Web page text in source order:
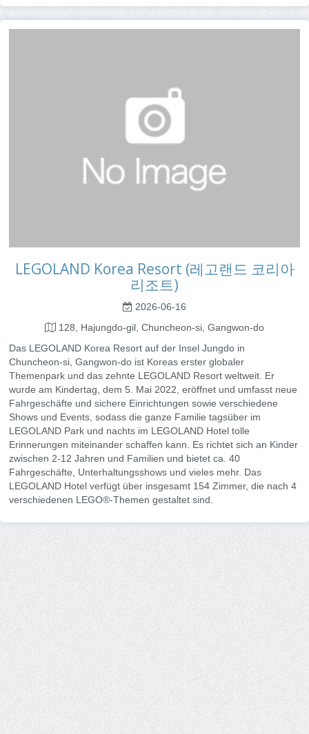
LEGOLAND Korea Resort (레고랜드 코리아
리조트)
2026-06-16
128, Hajungdo-gil, Chuncheon-si, Gangwon-do
Das LEGOLAND Korea Resort auf der Insel Jungdo in
Chuncheon-si, Gangwon-do ist Koreas erster globaler
Themenpark und das zehnte LEGOLAND Resort weltweit. Er
wurde am Kindertag, dem 5. Mai 2022, eröffnet und umfasst neue
Fahrgeschäfte und sichere Einrichtungen sowie verschiedene
Shows und Events, sodass die ganze Familie tagsüber im
LEGOLAND Park und nachts im LEGOLAND Hotel tolle
Erinnerungen miteinander schaffen kann. Es richtet sich an Kinder
zwischen 2-12 Jahren und Familien und bietet ca. 40
Fahrgeschäfte, Unterhaltungsshows und vieles mehr. Das
LEGOLAND Hotel verfügt über insgesamt 154 Zimmer, die nach 4
verschiedenen LEGO®-Themen gestaltet sind.